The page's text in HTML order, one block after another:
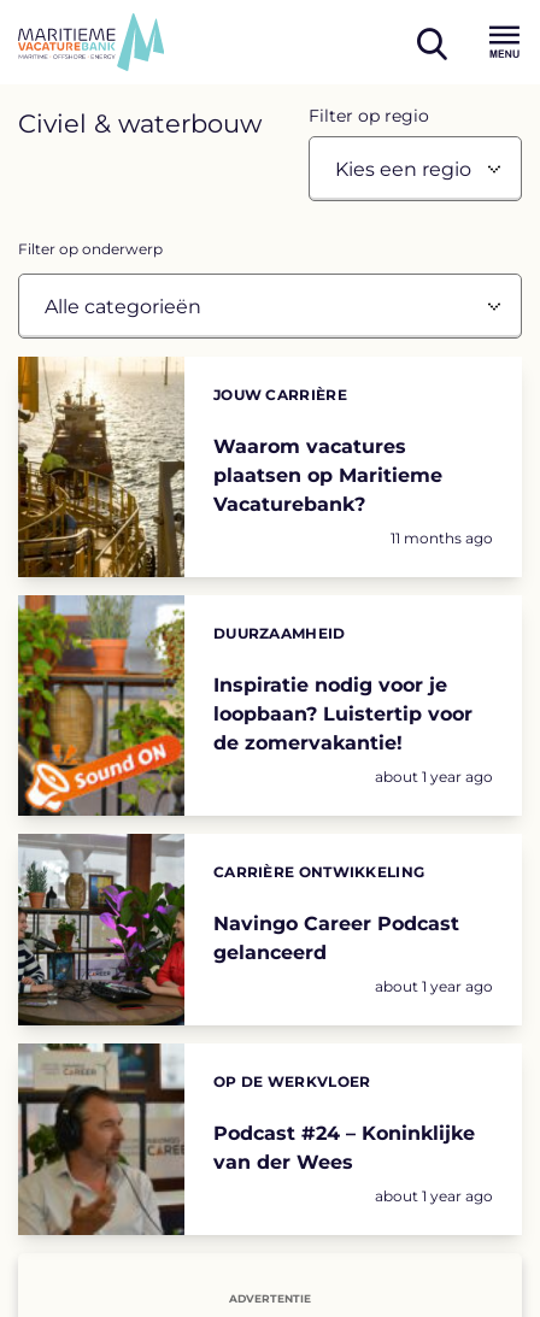
open
Overview
news
articles
Civiel & waterbouw Filter op regio
Filter op onderwerp
List
of
the
highlighted
articles
Waarom vacatures
plaatsen op Maritieme
Vacaturebank?
Categories:
JOUW CARRIÈRE
Geplaatst op:
11 months ago
Inspiratie nodig voor je
loopbaan? Luistertip voor
de zomervakantie!
Categories:
DUURZAAMHEID
Geplaatst op:
about 1 year ago
Navingo Career Podcast
gelanceerd
Categories:
CARRIÈRE ONTWIKKELING
Geplaatst op:
about 1 year ago
Podcast #24 – Koninklijke
van der Wees
Categories:
OP DE WERKVLOER
Geplaatst op:
about 1 year ago
ADVERTENTIE